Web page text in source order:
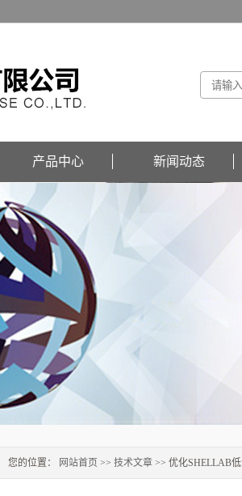
产品中心 新闻动态
您的位置： 网站首页 >> 技术文章 >> 优化SHELLAB